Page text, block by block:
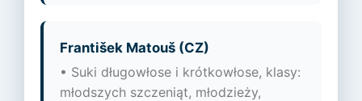
František Matouš (CZ)
• Suki długowłose i krótkowłose, klasy:
młodszych szczeniąt, młodzieży,